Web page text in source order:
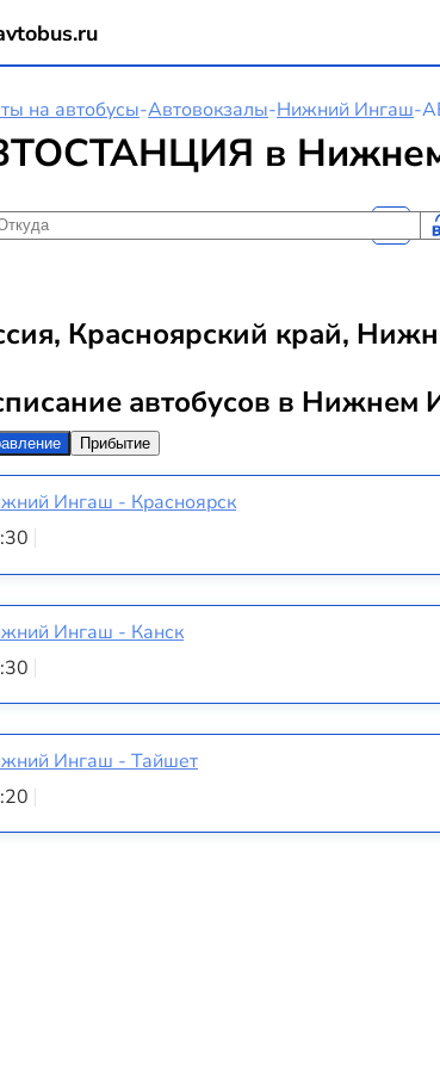
на автобусы-Автовокзалы-Нижний Ингаш-
в
Красноярский край,
автобусов в Нижнем
Прибытие
Ингаш - Красноярск
Ингаш - Канск
Ингаш - Тайшет